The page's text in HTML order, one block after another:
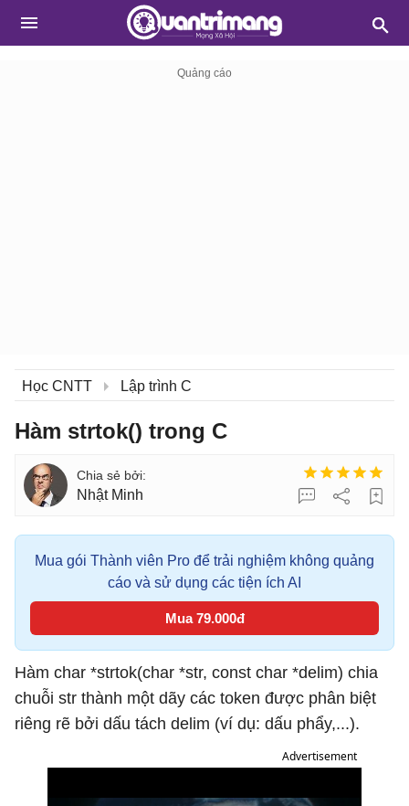
Học CNTT Lập trình C
Hàm strtok() trong C
Nhật Minh
Mua gói Thành viên Pro để trải nghiệm không quảng
cáo và sử dụng các tiện ích AI
Mua 79.000đ
Hàm char *strtok(char *str, const char *delim) chia
chuỗi str thành một dãy các token được phân biệt
riêng rẽ bởi dấu tách delim (ví dụ: dấu phẩy,...).
Advertisement